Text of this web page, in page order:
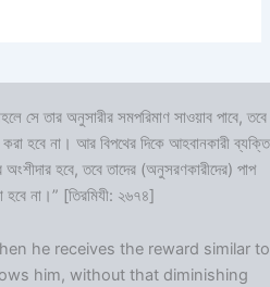
সে তার অনুসারীর সমপরিমাণ সাওয়াব পাবে, তবে
হবে না। আর বিপথের দিকে আহবানকারী ব্যক্তি
অংশীদার হবে, তবে তাদের (অনুসরণকারীদের) পাপ
হবে না।” [তিরমিযী: ২৬৭৪]
he receives the reward similar to
him, without that diminishing